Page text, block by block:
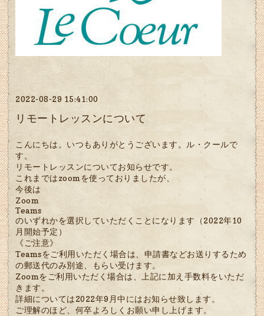
2022-08-29 15:41:00
リモートレッスンについて
こんにちは。いつもありがとうございます。ル・クールで
す。
リモートレッスンについてお知らせです。
これまではzoomを使っておりましたが、
今後は
Zoom
Teams
のいずれかを選択していただくことになります（2022年10
月開始予定）
《ご注意》
Teamsをご利用いただく場合は、申請書などお送りするため
の郵送代のみ別途、もらい受けます。
Zoomをご利用いただく場合は、上記に加え手数料をいただ
きます。
詳細については2022年9月中にはお知らせ致します。
ご理解のほど、何卒よろしくお願い申し上げます。